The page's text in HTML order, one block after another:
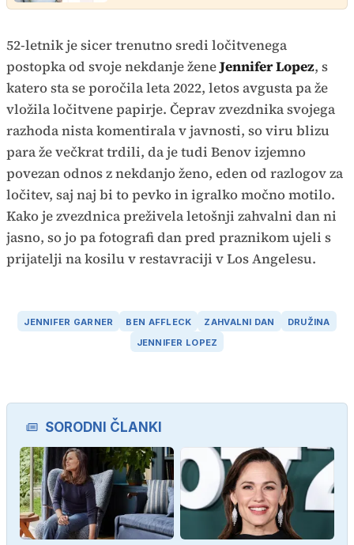
52-letnik je sicer trenutno sredi ločitvenega
postopka od svoje nekdanje ženeJennifer Lopez, s
katero sta se poročila leta 2022, letos avgusta pa že
vložila ločitvene papirje. Čeprav zvezdnika svojega
razhoda nista komentirala v javnosti, so viru blizu
para že večkrat trdili, da je tudi Benov izjemno
povezan odnos z nekdanjo ženo, eden od razlogov za
ločitev, saj naj bi to pevko in igralko močno motilo.
Kako je zvezdnica preživela letošnji zahvalni dan ni
jasno, so jo pa fotografi dan pred praznikom ujeli s
prijatelji na kosilu v restavraciji v Los Angelesu.
JENNIFER GARNER BEN AFFLECK ZAHVALNI DAN
DRUŽINA
JENNIFER LOPEZ
SORODNI ČLANKI